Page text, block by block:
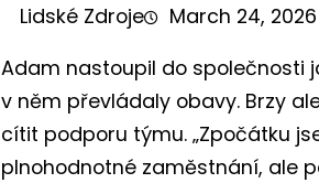
Lidské Zdroje
March 24, 2026
Adam nastoupil do společnosti
v něm převládaly obavy. Brzy
cítit podporu týmu. „Zpočátku
plnohodnotné zaměstnání, ale